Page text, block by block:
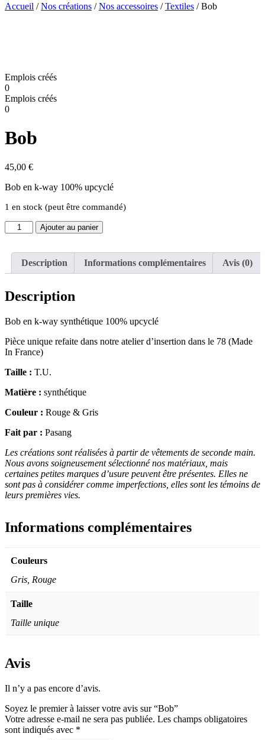
Accueil /Nos créations /Nos accessoires /Textiles / Bob
Emplois créés
0
Emplois créés
0
Bob
45,00 €
Bob en k-way 100% upcyclé
1 en stock (peut être commandé)
quantité
de
Ajouter au panier
Description Informations complémentaires Avis (0)
Description
Bob en k-way synthétique 100% upcyclé
Pièce unique refaite dans notre atelier d’insertion dans le 78 (Made
In France)
Taille : T.U.
Matière : synthétique
Couleur : Rouge & Gris
Fait par : Pasang
Les créations sont réalisées à partir de vêtements de seconde main.
Nous avons soigneusement sélectionné nos matériaux, mais
certaines petites marques d’usure peuvent être présentes. Elles ne
sont pas à considérer comme imperfections, elles sont les témoins de
leurs premières vies.
Informations complémentaires
Couleurs
Gris, Rouge
Taille
Taille unique
Avis
Il n’y a pas encore d’avis.
Soyez le premier à laisser votre avis sur “Bob”
Votre adresse e-mail ne sera pas publiée. Les champs obligatoires
sont indiqués avec *